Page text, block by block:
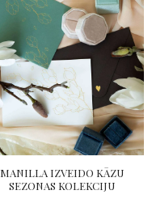
MANILLA IZVEIDO KĀZU
SEZONAS KOLEKCIJU